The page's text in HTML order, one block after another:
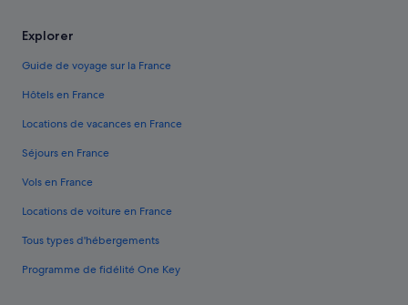
Explorer
Guide de voyage sur la France
Hôtels en France
Locations de vacances en France
Séjours en France
Vols en France
Locations de voiture en France
Tous types d'hébergements
Programme de fidélité One Key